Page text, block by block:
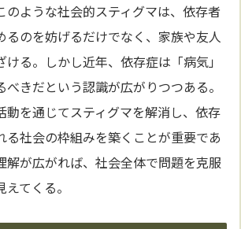
のような社会的スティグマは、依存者
るのを妨げるだけでなく、家族や友人
ける。しかし近年、依存症は「病気」
べきだという認識が広がりつつある。
動を通じてスティグマを解消し、依存
る社会の枠組みを築くことが重要であ
解が広がれば、社会全体で問題を克服
てくる。